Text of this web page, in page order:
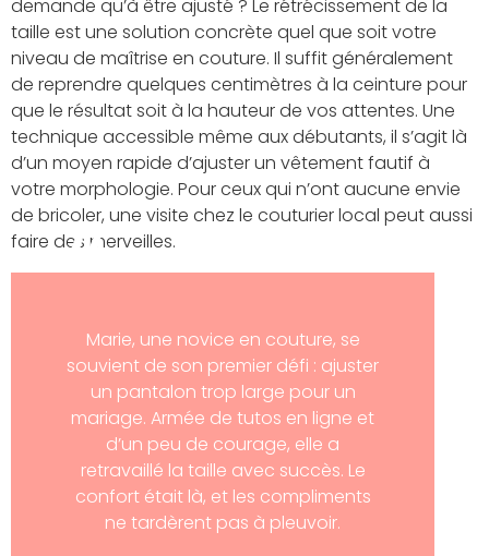
demande qu’à être ajusté ? Le rétrécissement de la
taille est une solution concrète quel que soit votre
niveau de maîtrise en couture. Il suffit généralement
de reprendre quelques centimètres à la ceinture pour
que le résultat soit à la hauteur de vos attentes. Une
technique accessible même aux débutants, il s’agit là
d’un moyen rapide d’ajuster un vêtement fautif à
votre morphologie. Pour ceux qui n’ont aucune envie
de bricoler, une visite chez le couturier local peut aussi
faire des merveilles.
Marie, une novice en couture, se
souvient de son premier défi : ajuster
un pantalon trop large pour un
mariage. Armée de tutos en ligne et
d’un peu de courage, elle a
retravaillé la taille avec succès. Le
confort était là, et les compliments
ne tardèrent pas à pleuvoir.